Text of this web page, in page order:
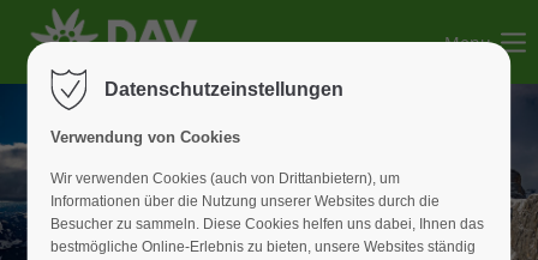
Der Eintrag "offcanvas-col2" existiert leider nicht.
Der Eintrag "offcanvas-col3" existiert leider nicht.
Menu
Datenschutzeinstellungen
Verwendung von Cookies
Wir verwenden Cookies (auch von Drittanbietern), um
Informationen über die Nutzung unserer Websites durch die
Besucher zu sammeln. Diese Cookies helfen uns dabei, Ihnen das
bestmögliche Online-Erlebnis zu bieten, unsere Websites ständig